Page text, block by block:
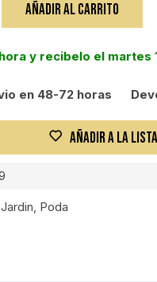
AÑADIR AL CARRITO
y recibelo el martes
en 48-72 horas
AÑADIR A LA
, Poda